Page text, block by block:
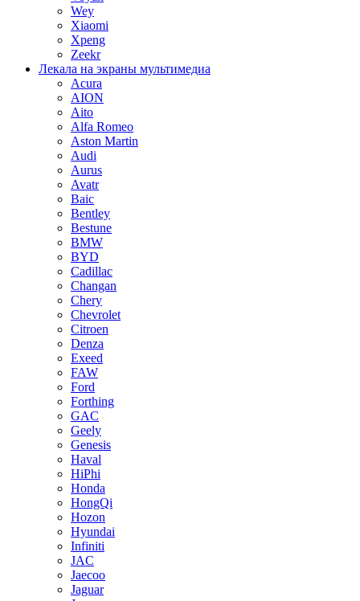
Wey
Xiaomi
Xpeng
Zeekr
Лекала на экраны мультимедиа
Acura
AION
Aito
Alfa Romeo
Aston Martin
Audi
Aurus
Avatr
Baic
Bentley
Bestune
BMW
BYD
Cadillac
Changan
Chery
Chevrolet
Citroen
Denza
Exeed
FAW
Ford
Forthing
GAC
Geely
Genesis
Haval
HiPhi
Honda
HongQi
Hozon
Hyundai
Infiniti
JAC
Jaecoo
Jaguar